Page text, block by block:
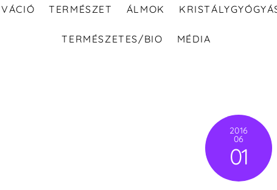
TERMÉSZET ÁLMOK
TERMÉSZETES/BIO MÉDIA
2016
06
01